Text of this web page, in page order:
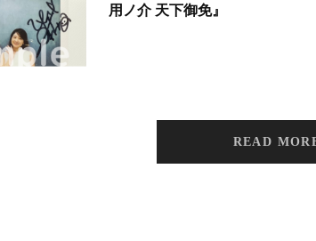
用ノ介 天下御免』
READ